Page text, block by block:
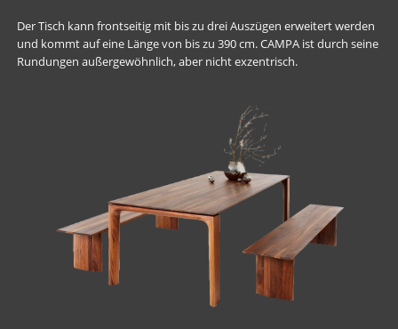
Der Tisch kann frontseitig mit bis zu drei Auszügen erweitert werden
und kommt auf eine Länge von bis zu 390 cm. CAMPA ist durch seine
Rundungen außergewöhnlich, aber nicht exzentrisch.